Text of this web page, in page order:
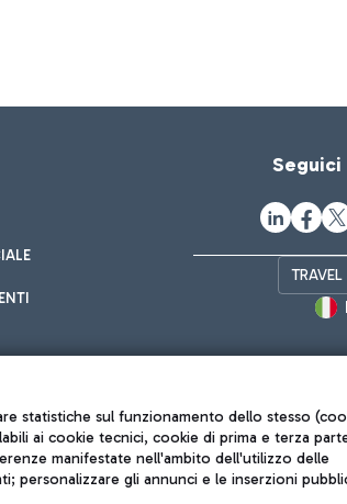
Seguici
statistiche sul funzionamento dello stesso
ai cookie tecnici, cookie di prima e terza
manifestate nell'ambito dell'utilizzo delle
personalizzare gli annunci e le inserzioni